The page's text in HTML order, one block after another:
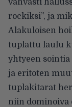
vahvasti
rockiksi”, ja
Alakuloisen
tuplattu laulu
yhtyeen sointia
ja eritoten
tuplakitarat
niin